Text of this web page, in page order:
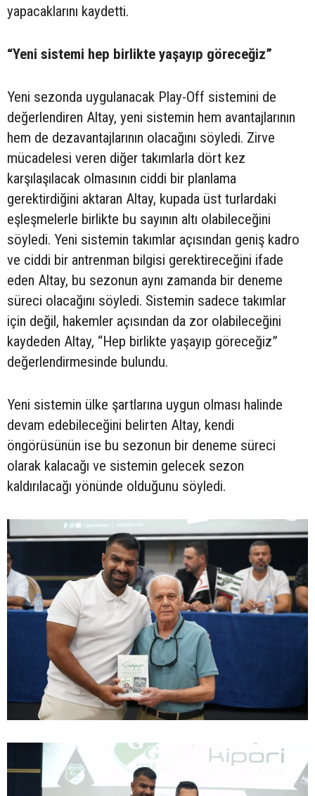
yapacaklarını kaydetti.
“Yeni sistemi hep birlikte yaşayıp göreceğiz”
Yeni sezonda uygulanacak Play-Off sistemini de
değerlendiren Altay, yeni sistemin hem avantajlarının
hem de dezavantajlarının olacağını söyledi. Zirve
mücadelesi veren diğer takımlarla dört kez
karşılaşılacak olmasının ciddi bir planlama
gerektirdiğini aktaran Altay, kupada üst turlardaki
eşleşmelerle birlikte bu sayının altı olabileceğini
söyledi. Yeni sistemin takımlar açısından geniş kadro
ve ciddi bir antrenman bilgisi gerektireceğini ifade
eden Altay, bu sezonun aynı zamanda bir deneme
süreci olacağını söyledi. Sistemin sadece takımlar
için değil, hakemler açısından da zor olabileceğini
kaydeden Altay, “Hep birlikte yaşayıp göreceğiz”
değerlendirmesinde bulundu.
Yeni sistemin ülke şartlarına uygun olması halinde
devam edebileceğini belirten Altay, kendi
öngörüsünün ise bu sezonun bir deneme süreci
olarak kalacağı ve sistemin gelecek sezon
kaldırılacağı yönünde olduğunu söyledi.